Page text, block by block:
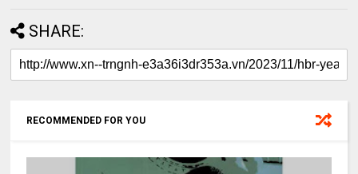
SHARE:
RECOMMENDED FOR YOU